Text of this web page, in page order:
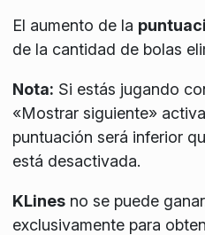
El aumento de la
de la cantidad de bolas
Nota: Si estás jugando
«Mostrar siguiente»
puntuación será inferior
está desactivada.
KLinesno se puede
exclusivamente para